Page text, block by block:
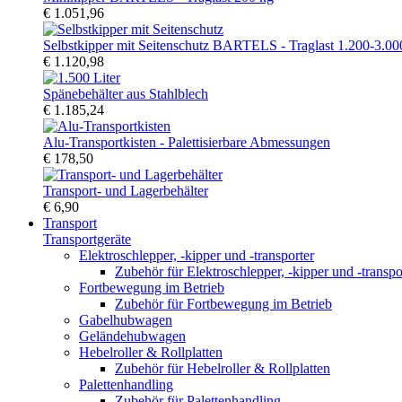
€ 1.051,96
Selbstkipper mit Seitenschutz BARTELS - Traglast 1.200-
€ 1.120,98
Spänebehälter aus Stahlblech
€ 1.185,24
Alu-Transportkisten - Palettisierbare Abmessungen
€ 178,50
Transport- und Lagerbehälter
€ 6,90
Transport
Transportgeräte
Elektroschlepper, -kipper und -transporter
Zubehör für Elektroschlepper, -kipper und -
Fortbewegung im Betrieb
Zubehör für Fortbewegung im Betrieb
Gabelhubwagen
Geländehubwagen
Hebelroller & Rollplatten
Zubehör für Hebelroller & Rollplatten
Palettenhandling